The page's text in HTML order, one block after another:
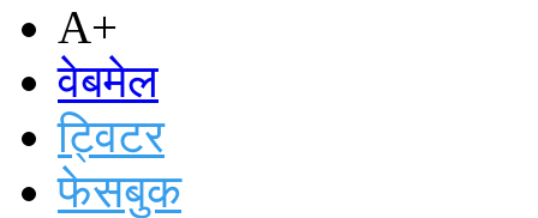
A+
वेबमेल
ट्विटर
फेसबुक